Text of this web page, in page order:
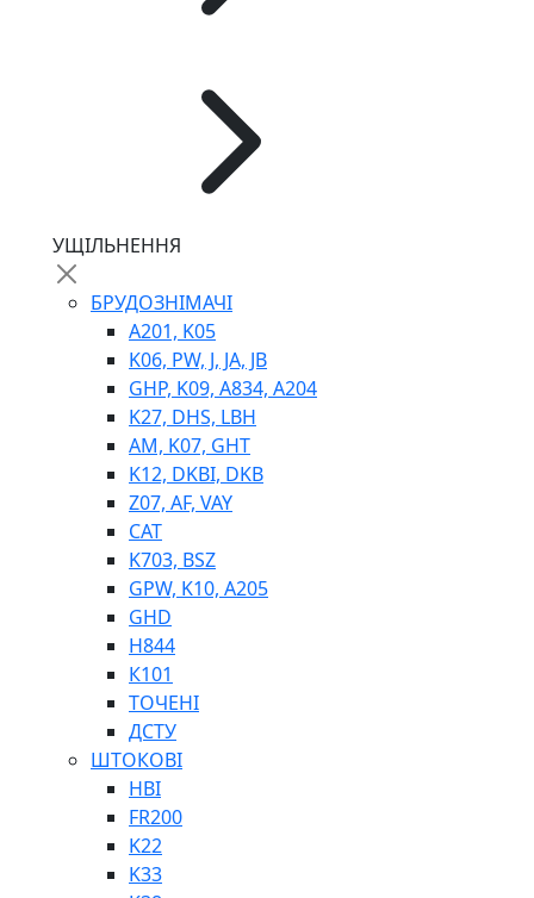
ГІДРОФІКАЦІЯ ТЯГАЧІВ
КОНТРОЛЬНО-ВИМІРЮВАЛЬНА АПАРАТУРА
ЛЕБІДКИ
ВТУЛКИ
BIMETAL
Е90, E92
SINT, E60
ПНЕВМАТИКА
УЩІЛЬНЕННЯ
БРУДОЗНІМАЧІ
A201, K05
K06, PW, J, JA, JB
GHP, K09, A834, A204
K27, DHS, LBH
AM, K07, GHT
K12, DKBI, DKB
Z07, AF, VAY
CAT
K703, BSZ
GPW, K10, A205
GHD
H844
К101
ТОЧЕНІ
ДСТУ
ШТОКОВІ
HBI
FR200
K22
K33